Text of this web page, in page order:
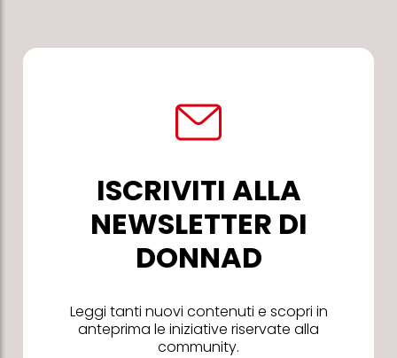
ISCRIVITI ALLA
NEWSLETTER DI
DONNAD
Leggi tanti nuovi contenuti e scopri in
anteprima le iniziative riservate alla
community.